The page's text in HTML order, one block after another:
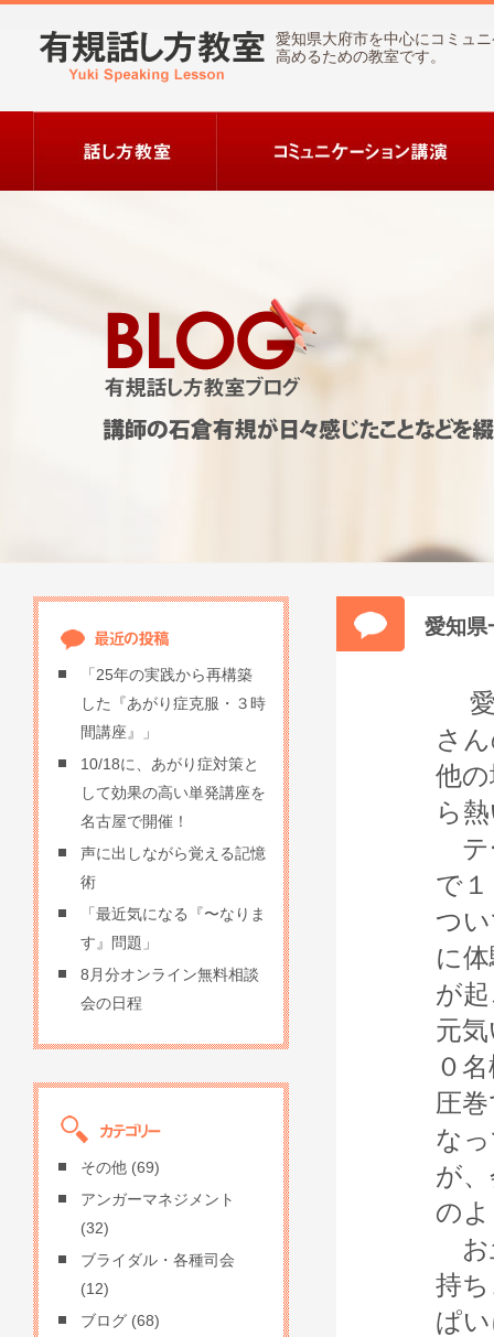
愛知県大府市を中心にコミュ
高めるための教室です。
愛知県
愛
さ
他
ら
テ
で
つ
に
が
元
０
圧
な
が
の
お
持
ぱ
「25年の実践から再構築
した『あがり症克服・３時
間講座』」
10/18に、あがり症対策と
して効果の高い単発講座を
名古屋で開催！
声に出しながら覚える記憶
術
「最近気になる『〜なりま
す』問題」
8月分オンライン無料相談
会の日程
その他 (69)
アンガーマネジメント
(32)
ブライダル・各種司会
(12)
ブログ (68)